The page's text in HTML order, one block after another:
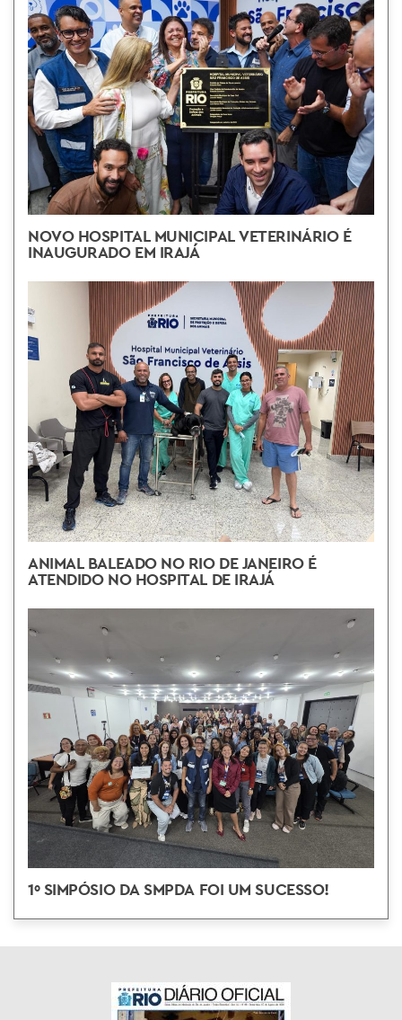
NOVO HOSPITAL MUNICIPAL VETERINÁRIO É
INAUGURADO EM IRAJÁ
ANIMAL BALEADO NO RIO DE JANEIRO É
ATENDIDO NO HOSPITAL DE IRAJÁ
1º SIMPÓSIO DA SMPDA FOI UM SUCESSO!